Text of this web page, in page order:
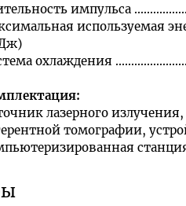
импульса
используемая
охлаждения
:
лазерного
томографии,